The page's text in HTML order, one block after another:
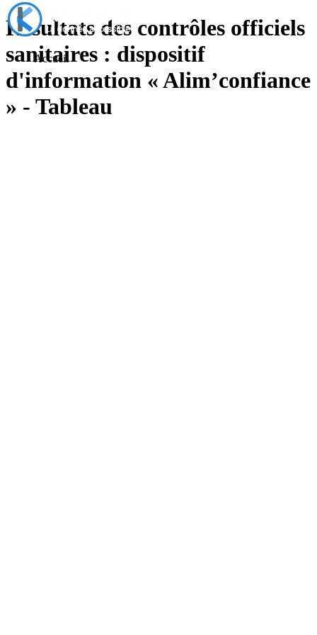
Accueil
Résultats des contrôles officiels
sanitaires : dispositif
d'information « Alim’confiance
» - Tableau